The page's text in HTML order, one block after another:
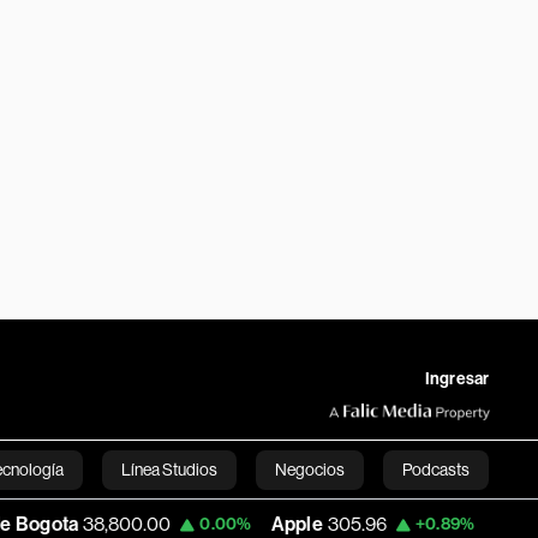
Ingresar
Línea Studios Negocios Podcasts
English
0.00% Apple 305.96 +0.89% USD COP 3,206.33